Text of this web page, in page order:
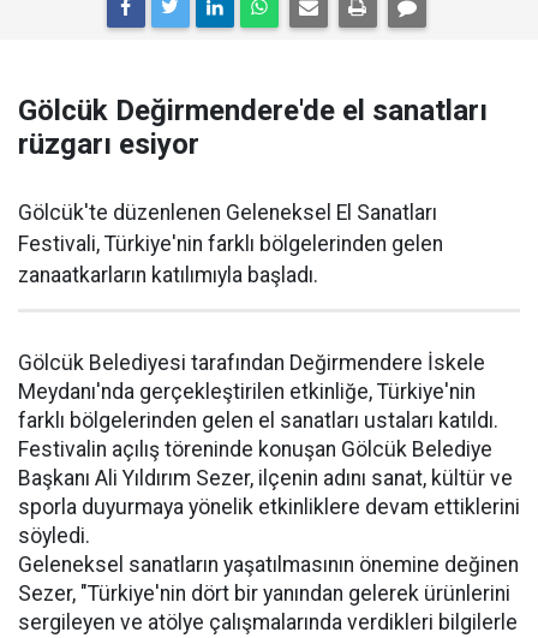
Gölcük Değirmendere'de el sanatları
rüzgarı esiyor
Gölcük'te düzenlenen Geleneksel El Sanatları
Festivali, Türkiye'nin farklı bölgelerinden gelen
zanaatkarların katılımıyla başladı.
Gölcük Belediyesi tarafından Değirmendere İskele
Meydanı'nda gerçekleştirilen etkinliğe, Türkiye'nin
farklı bölgelerinden gelen el sanatları ustaları katıldı.
Festivalin açılış töreninde konuşan Gölcük Belediye
Başkanı Ali Yıldırım Sezer, ilçenin adını sanat, kültür ve
sporla duyurmaya yönelik etkinliklere devam ettiklerini
söyledi.
Geleneksel sanatların yaşatılmasının önemine değinen
Sezer, "Türkiye'nin dört bir yanından gelerek ürünlerini
sergileyen ve atölye çalışmalarında verdikleri bilgilerle